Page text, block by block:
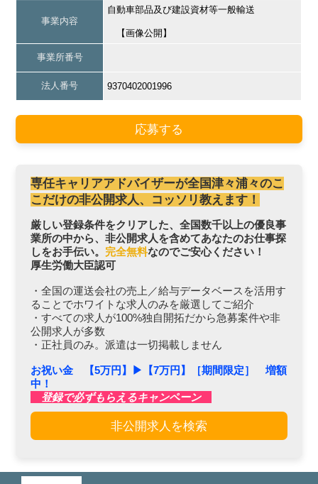
事業内容
自動車部品及び建設資材等一般輸送
【画像公開】
事業所番号
法人番号 9370402001996
応募する
専任キャリアアドバイザーが全国津々浦々のこ
こだけの非公開求人、コッソリ教えます！
厳しい登録条件をクリアした、全国数千以上の優良事
業所の中から、非公開求人を含めてあなたのお仕事探
しをお手伝い。 完全無料なのでご安心ください！
厚生労働大臣認可
・全国の運送会社の売上／給与データベースを活用す
ることでホワイトな求人のみを厳選してご紹介
・すべての求人が100%独自開拓だから急募案件や非
公開求人が多数
・正社員のみ。派遣は一切掲載しません
お祝い金 【5万円】▶︎【7万円】［期間限定］ 増額
中！
登録で必ずもらえるキャンペーン
非公開求人を検索